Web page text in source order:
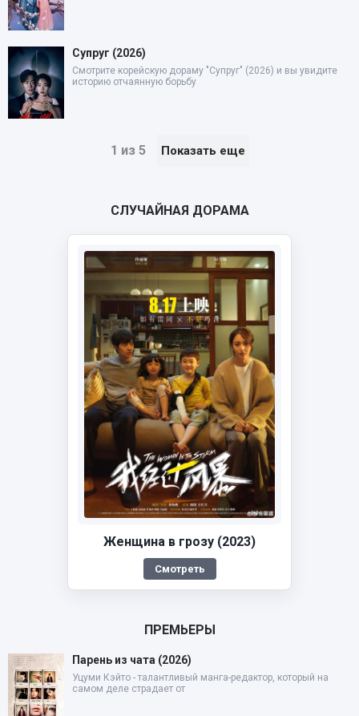
Супруг (2026)
Смотрите корейскую дораму "Супруг" (2026) и вы увидите
историю отчаянную борьбу
1 из 5 Показать еще
СЛУЧАЙНАЯ ДОРАМА
Женщина в грозу (2023)
Смотреть
ПРЕМЬЕРЫ
Парень из чата (2026)
Уцуми Кэйто - талантливый манга-редактор, который на
самом деле страдает от